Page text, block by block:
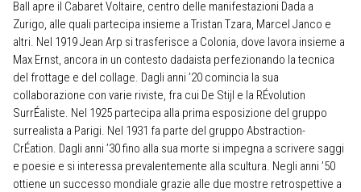
Ball apre il Cabaret Voltaire, centro delle manifestazioni Dada a
Zurigo, alle quali partecipa insieme a Tristan Tzara, Marcel Janco e
altri. Nel 1919 Jean Arp si trasferisce a Colonia, dove lavora insieme a
Max Ernst, ancora in un contesto dadaista perfezionando la tecnica
del frottage e del collage. Dagli anni ’20 comincia la sua
collaborazione con varie riviste, fra cui De Stijl e la RÉvolution
SurrÉaliste. Nel 1925 partecipa alla prima esposizione del gruppo
surrealista a Parigi. Nel 1931 fa parte del gruppo Abstraction-
CrÉation. Dagli anni ’30 fino alla sua morte si impegna a scrivere saggi
e poesie e si interessa prevalentemente alla scultura. Negli anni ’50
ottiene un successo mondiale grazie alle due mostre retrospettive a